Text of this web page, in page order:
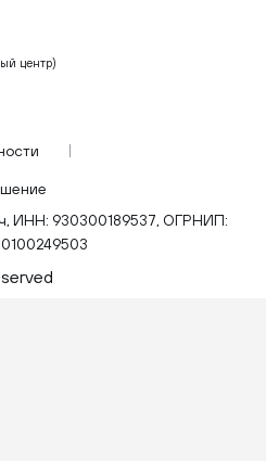
центр)
ИНН: 930300189537, ОГРНИП: